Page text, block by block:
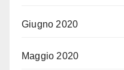
Giugno 2020
Maggio 2020